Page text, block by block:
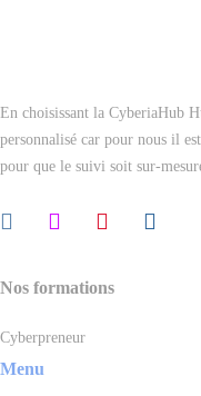
En choisissant la CyberiaHub
personnalisé car pour nous il
pour que le suivi soit sur-
Nos formations
Cyberpreneur
Menu